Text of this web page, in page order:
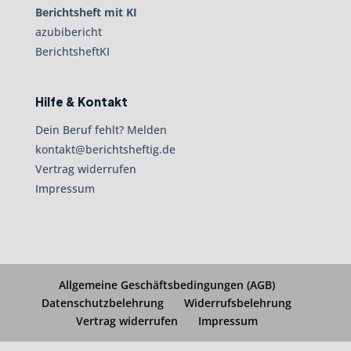
Berichtsheft mit KI
azubibericht
BerichtsheftKI
Hilfe & Kontakt
Dein Beruf fehlt? Melden
kontakt@berichtsheftig.de
Vertrag widerrufen
Impressum
Allgemeine Geschäftsbedingungen (AGB)
Datenschutzbelehrung
Widerrufsbelehrung
Vertrag widerrufen
Impressum